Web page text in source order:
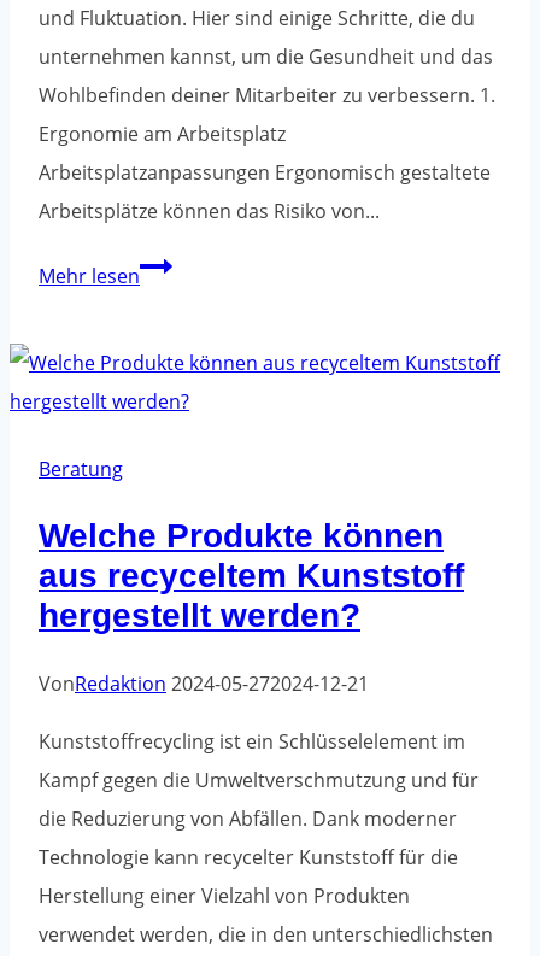
und Fluktuation. Hier sind einige Schritte, die du
unternehmen kannst, um die Gesundheit und das
Wohlbefinden deiner Mitarbeiter zu verbessern. 1.
Ergonomie am Arbeitsplatz
Arbeitsplatzanpassungen Ergonomisch gestaltete
Arbeitsplätze können das Risiko von...
Mehr lesenGesundheit
was
kann
verbessert
Beratung
Welche Produkte können
aus recyceltem Kunststoff
hergestellt werden?
VonRedaktion 2024-05-272024-12-21
Kunststoffrecycling ist ein Schlüsselelement im
Kampf gegen die Umweltverschmutzung und für
die Reduzierung von Abfällen. Dank moderner
Technologie kann recycelter Kunststoff für die
Herstellung einer Vielzahl von Produkten
verwendet werden, die in den unterschiedlichsten